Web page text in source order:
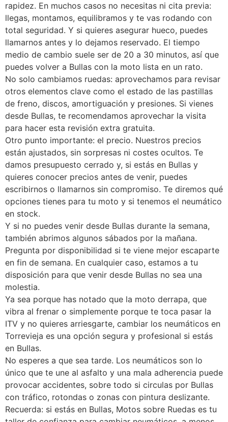
rapidez. En muchos casos no necesitas ni cita previa:
llegas, montamos, equilibramos y te vas rodando con
total seguridad. Y si quieres asegurar hueco, puedes
llamarnos antes y lo dejamos reservado. El tiempo
medio de cambio suele ser de 20 a 30 minutos, así que
puedes volver a Bullas con la moto lista en un rato.
No solo cambiamos ruedas: aprovechamos para revisar
otros elementos clave como el estado de las pastillas
de freno, discos, amortiguación y presiones. Si vienes
desde Bullas, te recomendamos aprovechar la visita
para hacer esta revisión extra gratuita.
Otro punto importante: el precio. Nuestros precios
están ajustados, sin sorpresas ni costes ocultos. Te
damos presupuesto cerrado y, si estás en Bullas y
quieres conocer precios antes de venir, puedes
escribirnos o llamarnos sin compromiso. Te diremos qué
opciones tienes para tu moto y si tenemos el neumático
en stock.
Y si no puedes venir desde Bullas durante la semana,
también abrimos algunos sábados por la mañana.
Pregunta por disponibilidad si te viene mejor escaparte
en fin de semana. En cualquier caso, estamos a tu
disposición para que venir desde Bullas no sea una
molestia.
Ya sea porque has notado que la moto derrapa, que
vibra al frenar o simplemente porque te toca pasar la
ITV y no quieres arriesgarte, cambiar los neumáticos en
Torrevieja es una opción segura y profesional si estás
en Bullas.
No esperes a que sea tarde. Los neumáticos son lo
único que te une al asfalto y una mala adherencia puede
provocar accidentes, sobre todo si circulas por Bullas
con tráfico, rotondas o zonas con pintura deslizante.
Recuerda: si estás en Bullas, Motos sobre Ruedas es tu